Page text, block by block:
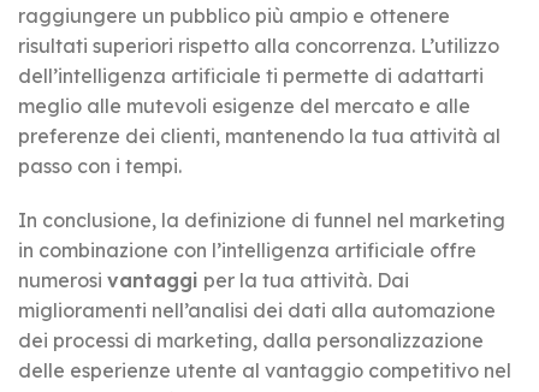
raggiungere un pubblico più ampio e ottenere
risultati superiori rispetto alla concorrenza. L’utilizzo
dell’intelligenza artificiale ti permette di adattarti
meglio alle mutevoli esigenze del mercato e alle
preferenze dei clienti, mantenendo la tua attività al
passo con i tempi.
In conclusione, la definizione di funnel nel marketing
in combinazione con l’intelligenza artificiale offre
numerosi vantaggi per la tua attività. Dai
miglioramenti nell’analisi dei dati alla automazione
dei processi di marketing, dalla personalizzazione
delle esperienze utente al vantaggio competitivo nel